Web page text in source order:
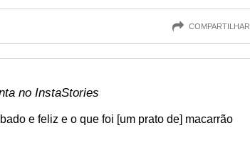
COMPARTILHAR
no InstaStories
e feliz e o que foi [um prato de] macarrão